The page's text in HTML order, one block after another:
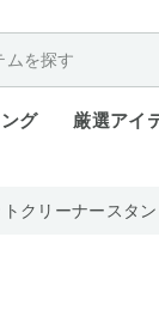
グ 厳選アイ
クリーナースタ